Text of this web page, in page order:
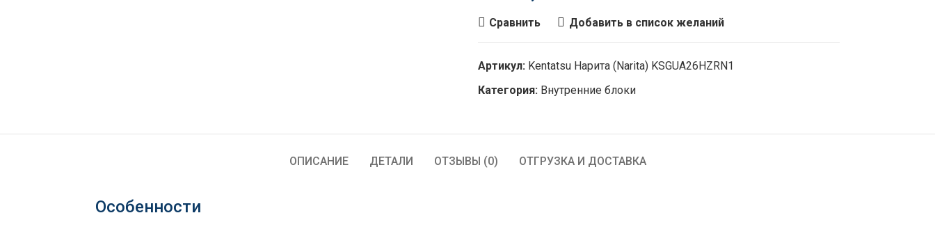
Сравнить Добавить в список желаний
Артикул: Kentatsu Нарита (Narita) KSGUA26HZRN1
Категория: Внутренние блоки
ОПИСАНИЕ ДЕТАЛИ ОТЗЫВЫ (0) ОТГРУЗКА И ДОСТАВКА
Особенности